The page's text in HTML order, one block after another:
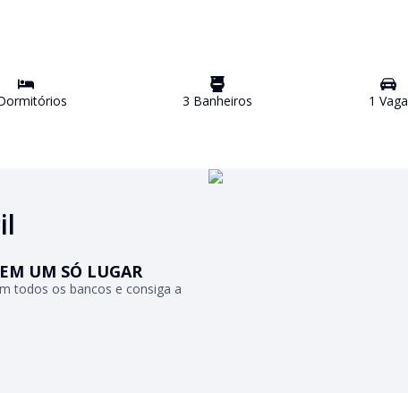
s 3 Banheiros 1 Vaga
UM SÓ LUGAR
todos os bancos e consiga a